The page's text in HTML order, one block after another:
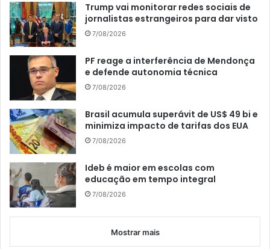
Trump vai monitorar redes sociais de
jornalistas estrangeiros para dar visto
7/08/2026
PF reage a interferência de Mendonça
e defende autonomia técnica
7/08/2026
Brasil acumula superávit de US$ 49 bi e
minimiza impacto de tarifas dos EUA
7/08/2026
Ideb é maior em escolas com
educação em tempo integral
7/08/2026
Mostrar mais